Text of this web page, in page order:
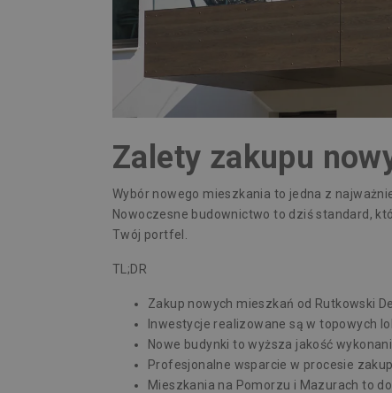
Zalety zakupu
Wybór nowego mieszkania to jedna z
Nowoczesne budownictwo to dziś standard,
Twój portfel.
TL;DR
Zakup nowych mieszkań od Rutkowski
Inwestycje realizowane są w topowych
Nowe budynki to wyższa jakość
Profesjonalne wsparcie w procesie
Mieszkania na Pomorzu i Mazurach to